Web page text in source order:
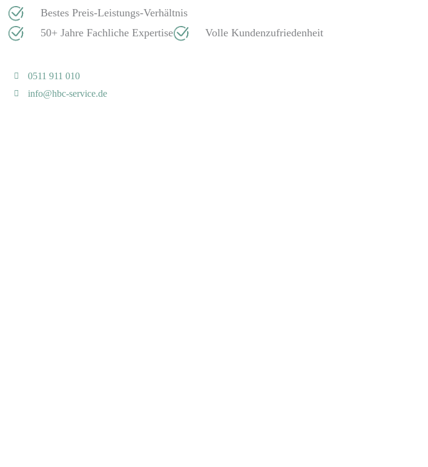
Bestes Preis-Leistungs-Verhältnis
50+ Jahre Fachliche Expertise
Volle Kundenzufriedenheit
0511 911 010
info@hbc-service.de